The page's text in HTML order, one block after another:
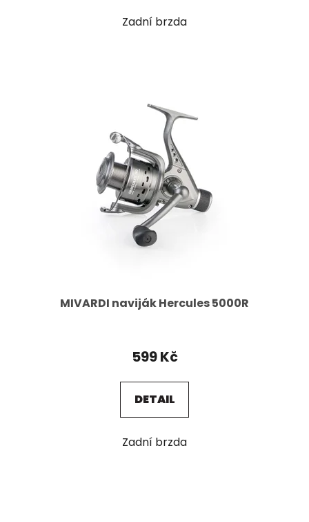
Zadní brzda
MIVARDI naviják Hercules 5000R
599 Kč
DETAIL
Zadní brzda